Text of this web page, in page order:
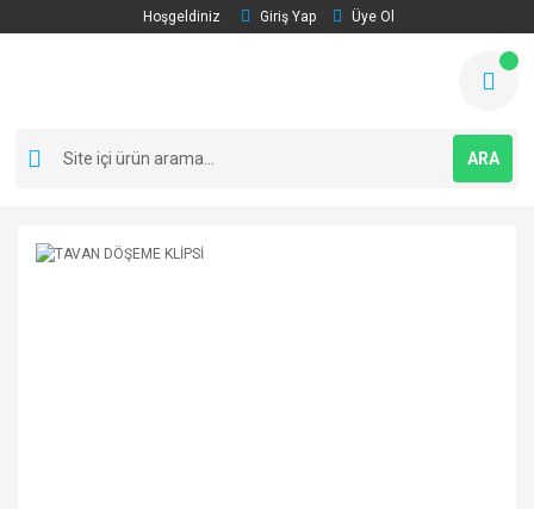
Hoşgeldiniz Giriş Yap Üye Ol
ARA